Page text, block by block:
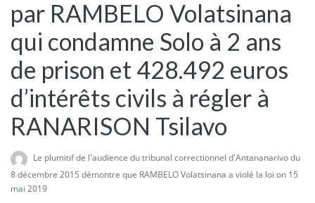
par RAMBELO Volatsinana
qui condamne Solo à 2 ans
de prison et 428.492 euros
d’intérêts civils à régler à
RANARISON Tsilavo
Le plumitif de l'audience du tribunal correctionnel d'Antananarivo du
8 décembre 2015 démontre que RAMBELO Volatsinana a violé la loi on 15
mai 2019